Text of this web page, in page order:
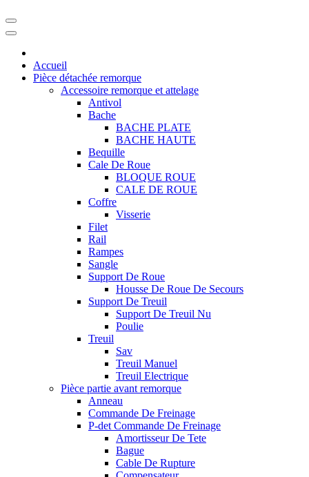
Accueil
Pièce détachée remorque
Accessoire remorque et attelage
Antivol
Bache
BACHE PLATE
BACHE HAUTE
Bequille
Cale De Roue
BLOQUE ROUE
CALE DE ROUE
Coffre
Visserie
Filet
Rail
Rampes
Sangle
Support De Roue
Housse De Roue De Secours
Support De Treuil
Support De Treuil Nu
Poulie
Treuil
Sav
Treuil Manuel
Treuil Electrique
Pièce partie avant remorque
Anneau
Commande De Freinage
P-det Commande De Freinage
Amortisseur De Tete
Bague
Cable De Rupture